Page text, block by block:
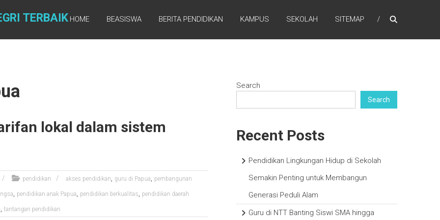
TERBAIK HOME BEASISWA BERITA PENDIDIKAN KAMPUS SEKOLAH SITEMAP
lokal dalam sistem
pendidikan akses pendidikan, guru di Papua, pembangunan
, pendidikan anak Papua, pendidikan berkualitas, pendidikan daerah
, tantangan pendidikan
Search
Search
Recent Posts
Pendidikan Lingkungan Hidup di Sekolah
Semakin Penting untuk Membangun
Generasi Peduli Alam
Guru di NTT Banting Siswi SMA hingga